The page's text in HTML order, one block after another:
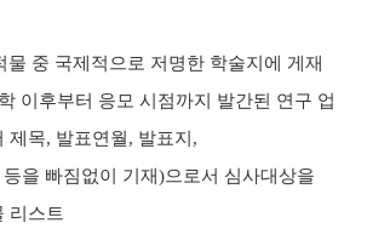
물 중 국제적으로 저명한 학술지에 게재
이후부터 응모 시점까지 발간된 연구 업
제목, 발표연월, 발표지 ,
을 빠짐없이 기재)으로서 심사대상을
리스트